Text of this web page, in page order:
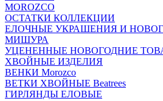
MOROZCO
ОСТАТКИ КОЛЛЕКЦИИ
ЕЛОЧНЫЕ УКРАШЕНИЯ И
МИШУРА
УЦЕНЕННЫЕ НОВОГОДНИЕ
ХВОЙНЫЕ ИЗДЕЛИЯ
ВЕНКИ Morozco
ВЕТКИ ХВОЙНЫЕ Beatrees
ГИРЛЯНДЫ ЕЛОВЫЕ